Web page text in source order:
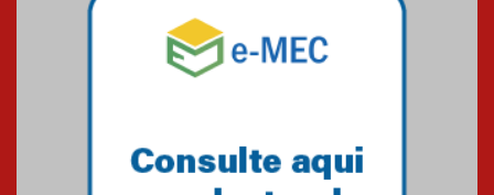
Equipe de saltos ornamentais
do Mackenzie Brasília